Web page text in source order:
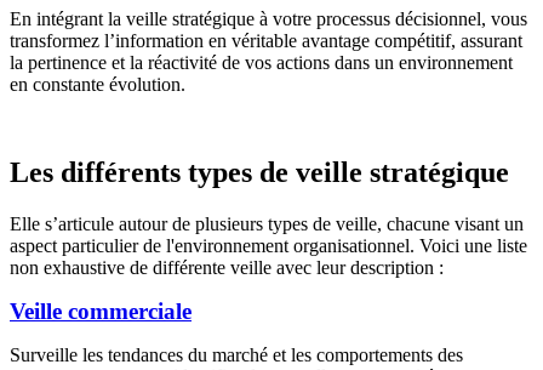
En intégrant la veille stratégique à votre processus décisionnel, vous
transformez l’information en véritable avantage compétitif, assurant
la pertinence et la réactivité de vos actions dans un environnement
en constante évolution.
Les différents types de veille stratégique
Elle s’articule autour de plusieurs types de veille, chacune visant un
aspect particulier de l'environnement organisationnel. Voici une liste
non exhaustive de différente veille avec leur description :
Veille commerciale
Surveille les tendances du marché et les comportements des